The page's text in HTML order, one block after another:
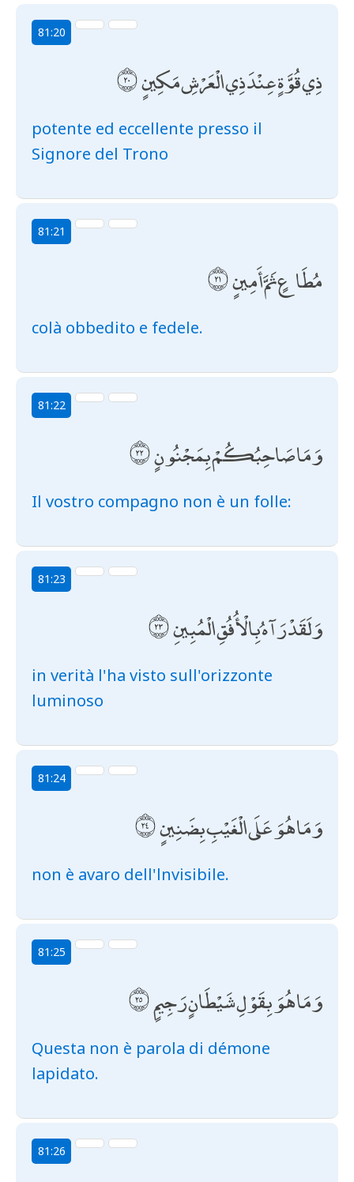
81:20
ذِي قُوَّةٍ عِنْدَ ذِي الْعَرْشِ مَكِينٍ
potente ed eccellente presso il
Signore del Trono
81:21
مُطَاعٍ ثَمَّ أَمِينٍ
colà obbedito e fedele.
81:22
وَمَا صَاحِبُكُمْ بِمَجْنُونٍ
Il vostro compagno non è un folle:
81:23
وَلَقَدْ رَآهُ بِالْأُفُقِ الْمُبِينِ
in verità l'ha visto sull'orizzonte
luminoso
81:24
وَمَا هُوَ عَلَى الْغَيْبِ بِضَنِينٍ
non è avaro dell'lnvisibile.
81:25
وَمَا هُوَ بِقَوْلِ شَيْطَانٍ رَجِيمٍ
Questa non è parola di démone
lapidato.
81:26